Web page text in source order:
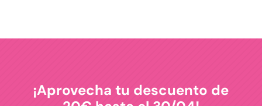
¡Aprovecha tu descuento de